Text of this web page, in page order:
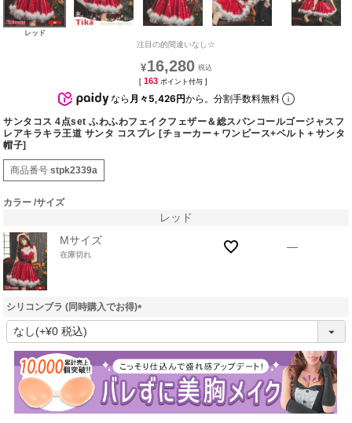
レッド
注目の的間違いなし☆
¥16,280
[ 163 ポイント付与 ]
なら 月々5,426円から。分割手数料無料
サンタコス 4点set ふわふわフェイクフェザー＆総スパンコールゴージャスフ
レアキラキラ王道 サンタ コスプレ [チョーカー＋ワンピース+ベルト＋サンタ
帽子]
商品番号 stpk2339a
カラー サイズ
レッド
Mサイズ
在庫切れ
—
シリコンブラ (同時購入でお得)
(
須
)